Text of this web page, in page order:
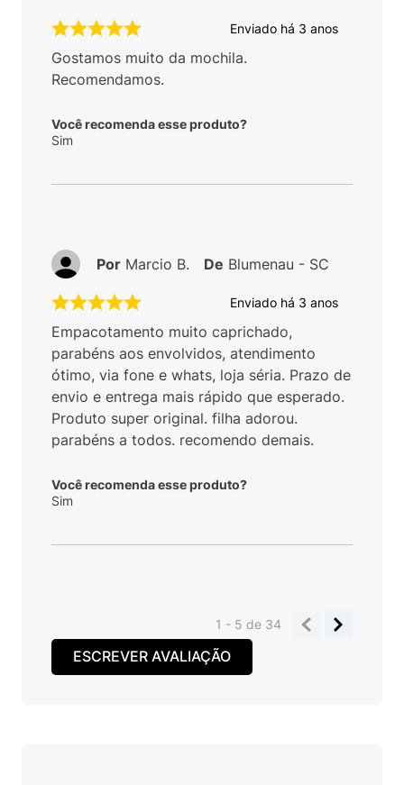
Enviado há 3 anos
Gostamos muito da mochila.
Recomendamos.
Você recomenda esse produto?
Sim
Enviado há 3 anos
Empacotamento muito caprichado,
parabéns aos envolvidos, atendimento
ótimo, via fone e whats, loja séria. Prazo de
envio e entrega mais rápido que esperado.
Produto super original. filha adorou.
parabéns a todos. recomendo demais.
Você recomenda esse produto?
Sim
Por Marcio B. De Blumenau - SC
1 - 5de 34
ESCREVER AVALIAÇÃO